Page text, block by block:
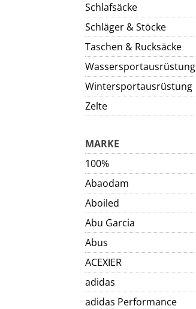
Schlafsäcke
Schläger & Stöcke
Taschen & Rucksäcke
Wassersportausrüstung
Wintersportausrüstung
Zelte
MARKE
100%
Abaodam
Aboiled
Abu Garcia
Abus
ACEXIER
adidas
adidas Performance